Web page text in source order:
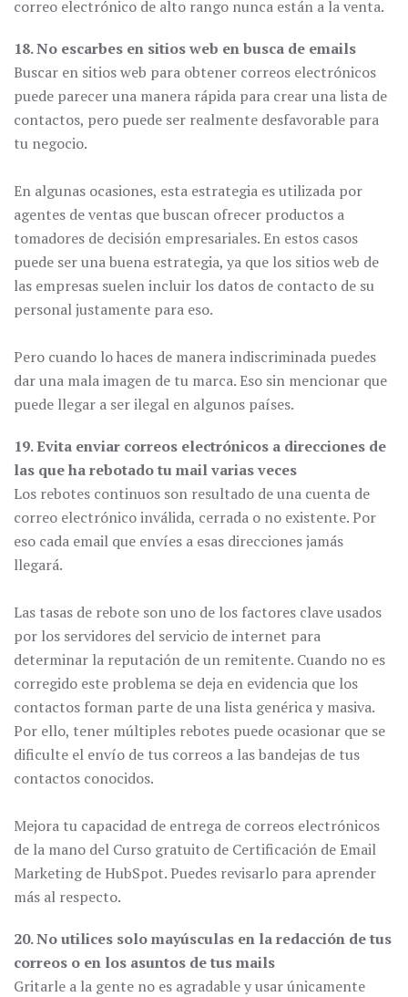
correo electrónico de alto rango nunca están a la venta.
18. No escarbes en sitios web en busca de emails
Buscar en sitios web para obtener correos electrónicos
puede parecer una manera rápida para crear una lista de
contactos, pero puede ser realmente desfavorable para
tu negocio.
En algunas ocasiones, esta estrategia es utilizada por
agentes de ventas que buscan ofrecer productos a
tomadores de decisión empresariales. En estos casos
puede ser una buena estrategia, ya que los sitios web de
las empresas suelen incluir los datos de contacto de su
personal justamente para eso.
Pero cuando lo haces de manera indiscriminada puedes
dar una mala imagen de tu marca. Eso sin mencionar que
puede llegar a ser ilegal en algunos países.
19. Evita enviar correos electrónicos a direcciones de
las que ha rebotado tu mail varias veces
Los rebotes continuos son resultado de una cuenta de
correo electrónico inválida, cerrada o no existente. Por
eso cada email que envíes a esas direcciones jamás
llegará.
Las tasas de rebote son uno de los factores clave usados
por los servidores del servicio de internet para
determinar la reputación de un remitente. Cuando no es
corregido este problema se deja en evidencia que los
contactos forman parte de una lista genérica y masiva.
Por ello, tener múltiples rebotes puede ocasionar que se
dificulte el envío de tus correos a las bandejas de tus
contactos conocidos.
Mejora tu capacidad de entrega de correos electrónicos
de la mano del Curso gratuito de Certificación de Email
Marketing de HubSpot. Puedes revisarlo para aprender
más al respecto.
20. No utilices solo mayúsculas en la redacción de tus
correos o en los asuntos de tus mails
Gritarle a la gente no es agradable y usar únicamente